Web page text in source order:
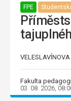
FPE
VELESLAVÍNOVA
Fakulta
03. 08. 2026,